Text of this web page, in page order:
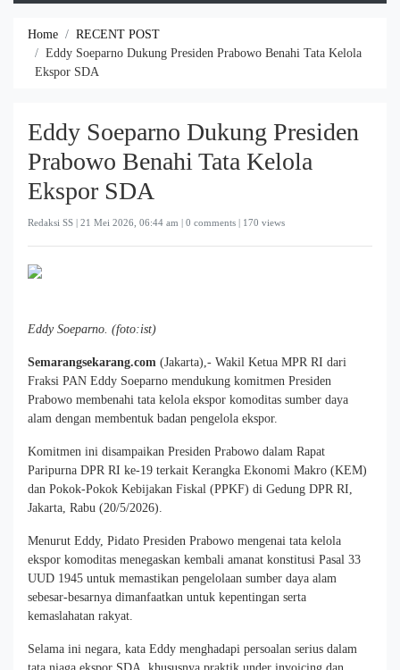
Home
RECENT POST
Eddy Soeparno Dukung Presiden Prabowo Benahi Tata Kelola
Ekspor SDA
Eddy Soeparno Dukung Presiden
Prabowo Benahi Tata Kelola
Ekspor SDA
Redaksi SS | 21 Mei 2026, 06:44 am | 0 comments | 170 views
Eddy Soeparno. (foto:ist)
Semarangsekarang.com (Jakarta),- Wakil Ketua MPR RI dari
Fraksi PAN Eddy Soeparno mendukung komitmen Presiden
Prabowo membenahi tata kelola ekspor komoditas sumber daya
alam dengan membentuk badan pengelola ekspor.
Komitmen ini disampaikan Presiden Prabowo dalam Rapat
Paripurna DPR RI ke-19 terkait Kerangka Ekonomi Makro (KEM)
dan Pokok-Pokok Kebijakan Fiskal (PPKF) di Gedung DPR RI,
Jakarta, Rabu (20/5/2026).
Menurut Eddy, Pidato Presiden Prabowo mengenai tata kelola
ekspor komoditas menegaskan kembali amanat konstitusi Pasal 33
UUD 1945 untuk memastikan pengelolaan sumber daya alam
sebesar-besarnya dimanfaatkan untuk kepentingan serta
kemaslahatan rakyat.
Selama ini negara, kata Eddy menghadapi persoalan serius dalam